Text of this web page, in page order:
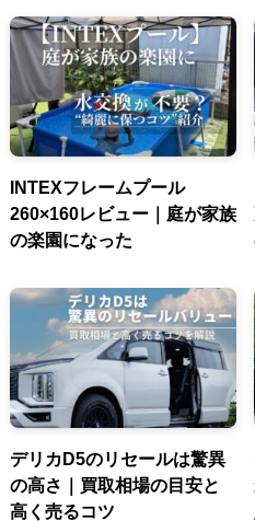
INTEXフレームプール
260×160レビュー｜庭が家族
の楽園になった
デリカD5のリセールは驚異
の高さ｜買取相場の目安と
高く売るコツ